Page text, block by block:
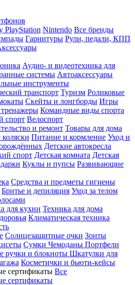
PlayStation Nintendo Все бренды
Гарнитуры Рули, педали, КПП
Аудио- и видеотехника для
системы Автоаксессуары
инструменты
транспорт Туризм Роликовые
Скейты и лонгборды Игры
Командные виды спорта
спорт Велоспорт
и ремонт Товары для дома
коляски Питание и кормление Уход и
Детские автокресла
спорт Детская комната Детская
Куклы и пупсы Развивающие
Средства и предметы гигиены
Бритье и депиляция Уход за телом
для кухни Техника для дома
Климатическая техника
Солнцезащитные очки Зонты
Сумки Чемоданы Портфели
ручки и блокноты Шкатулки для
Косметички и бьюти-кейсы
сертификаты Все
сертификаты